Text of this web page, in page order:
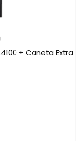
+ Caneta Extra